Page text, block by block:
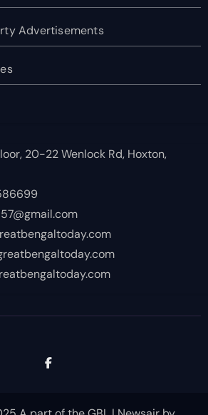
Advertisements
20-22 Wenlock Rd, Hoxton,